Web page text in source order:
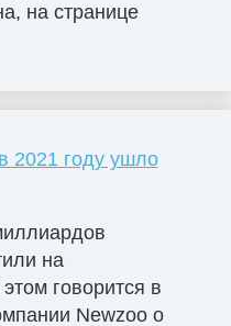
на странице
2021 году ушло
на
говорится в
Newzoo о